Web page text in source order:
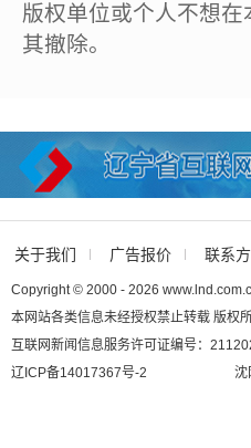
版权单位或个人不想
其撤除。
关于我们 广告报价 联系
Copyright © 2000 - 2026
本网站各类信息未经授权禁止转载 版权
互联网新闻信息服务许可证编号：
辽ICP备14017367号-2
沈